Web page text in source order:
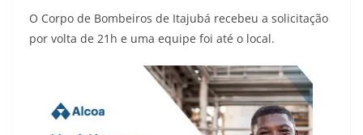
O Corpo de Bombeiros de Itajubá recebeu a solicitação
por volta de 21h e uma equipe foi até o local.